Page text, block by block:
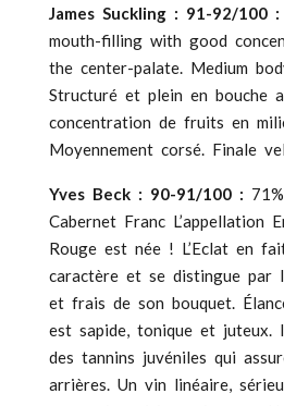
James Suckling : 91-92/100 :
mouth-filling with good
the center-palate. Medium
Structuré et plein en bouche
concentration de fruits en
Moyennement corsé. Finale
Yves Beck : 90-91/100 :
Cabernet Franc L’appellation
Rouge est née ! L’Eclat en
caractère et se distingue par
et frais de son bouquet.
est sapide, tonique et juteux.
des tannins juvéniles qui
arrières. Un vin linéaire,